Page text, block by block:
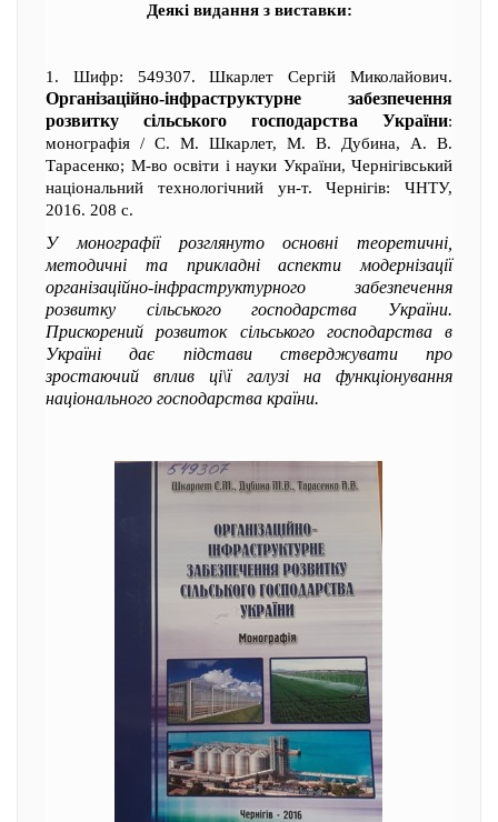
Деякі видання з виставки:
1. Шифр: 549307. Шкарлет Сергій Миколайович.
Організаційно-інфраструктурне забезпечення
розвитку сільського господарства України:
монографія / С. М. Шкарлет, М. В. Дубина, А. В.
Тарасенко; М-во освіти і науки України, Чернігівський
національний технологічний ун-т. Чернігів: ЧНТУ,
2016. 208 с.
У монографії розглянуто основні теоретичні,
методичні та прикладні аспекти модернізації
організаційно-інфраструктурного забезпечення
розвитку сільського господарства України.
Прискорений розвиток сільського господарства в
Україні дає підстави стверджувати про
зростаючий вплив ці\ї галузі на функціонування
національного господарства країни.